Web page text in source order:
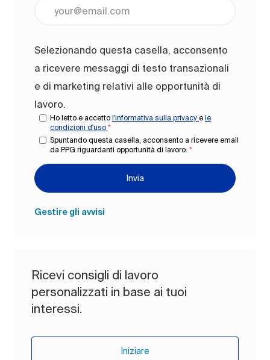
Selezionando questa casella, acconsento
a ricevere messaggi di testo transazionali
e di marketing relativi alle opportunità di
lavoro.
Ho letto e accetto l'informativa sulla privacy e le
condizioni d'uso *
Spuntando questa casella, acconsento a ricevere email
da PPG riguardanti opportunità di lavoro. *
Invia
Gestire gli avvisi
Ricevi consigli di lavoro
personalizzati in base ai tuoi
interessi.
Iniziare